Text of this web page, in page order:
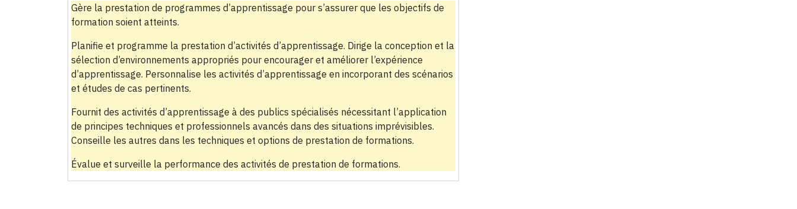
Gère la prestation de programmes d’apprentissage pour s’assurer que les objectifs de
formation soient atteints.
Planifie et programme la prestation d’activités d’apprentissage. Dirige la conception et la
sélection d’environnements appropriés pour encourager et améliorer l’expérience
d’apprentissage. Personnalise les activités d’apprentissage en incorporant des scénarios
et études de cas pertinents.
Fournit des activités d’apprentissage à des publics spécialisés nécessitant l’application
de principes techniques et professionnels avancés dans des situations imprévisibles.
Conseille les autres dans les techniques et options de prestation de formations.
Évalue et surveille la performance des activités de prestation de formations.